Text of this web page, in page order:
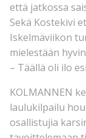
että jatkossa
Sekä Kostekivi
Iskelmäviikon
mielestään
– Täällä oli ilo
KOLMANNEN
laulukilpailu
osallistujia